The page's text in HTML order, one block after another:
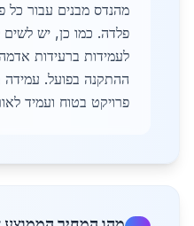
מהנדס מבנים עבור
פלדה. כמו כן, יש לשים
לעמידות ברעידות
ההתקנה בפועל.
פרויקט בטוח ועמיד